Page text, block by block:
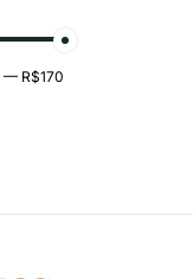
— R$170